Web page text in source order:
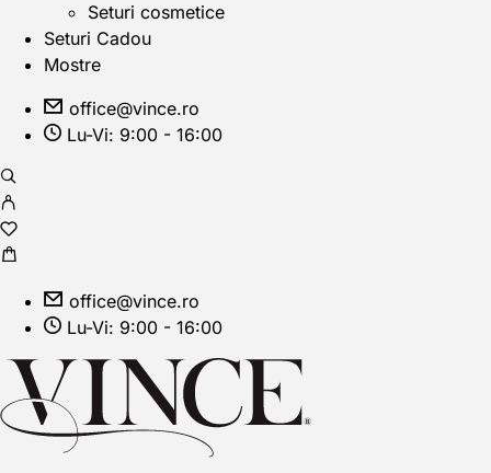
Seturi cosmetice
Seturi Cadou
Mostre
office@vince.ro
Lu-Vi: 9:00 - 16:00
office@vince.ro
Lu-Vi: 9:00 - 16:00